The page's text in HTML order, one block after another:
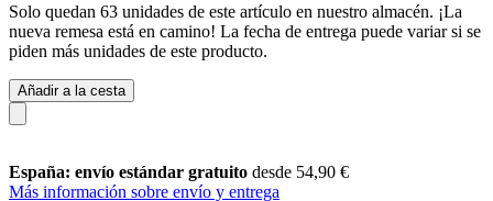
Solo quedan 63 unidades de este artículo en nuestro almacén. ¡La
nueva remesa está en camino! La fecha de entrega puede variar si se
piden más unidades de este producto.
Añadir a la cesta
España: envío estándar gratuito desde 54,90 €
Más información sobre envío y entrega